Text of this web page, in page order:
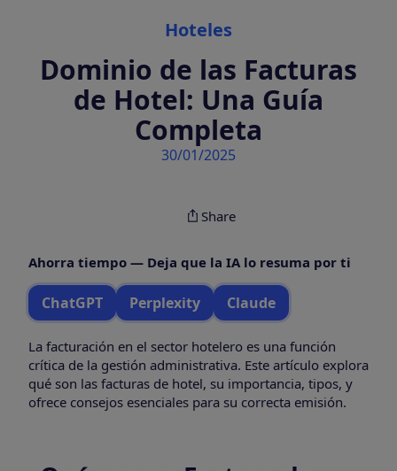
Hoteles
Dominio de las Facturas
de Hotel: Una Guía
Completa
30/01/2025
Share
Ahorra tiempo — Deja que la IA lo resuma por ti
ChatGPT Perplexity Claude
La facturación en el sector hotelero es una función
crítica de la gestión administrativa. Este artículo explora
qué son las facturas de hotel, su importancia, tipos, y
ofrece consejos esenciales para su correcta emisión.